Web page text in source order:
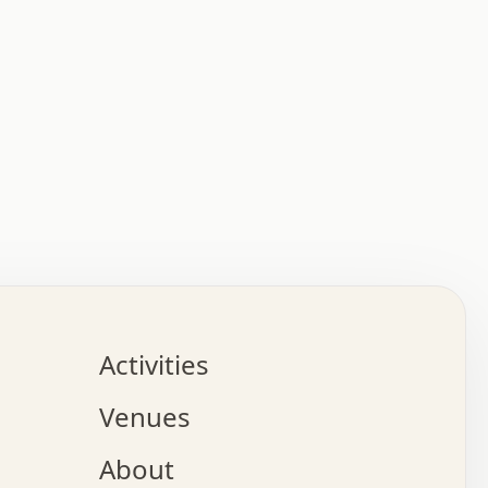
.   .   .   .   .   .   .   .   x   .   .   .   .
o   .   .   .   .   .   .   .   .   x   .   .   .
.   .   .   :   .   .   .   x   .   .   .   :   .
.   .   .   +   .   .   .   .   .   .   .   .   x
.   .   x   .   .   .   .   .   .   :   .   .   .
Activities
Venues
About